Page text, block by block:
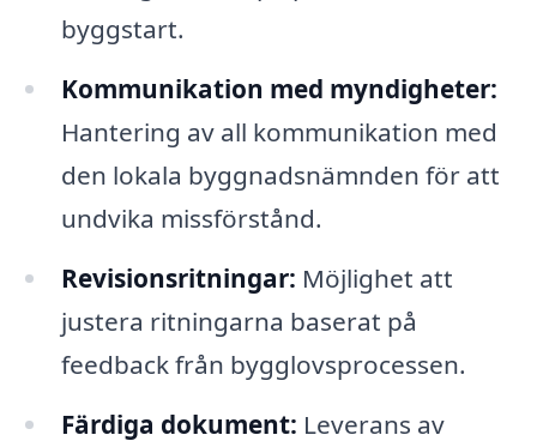
byggstart.
Kommunikation med myndigheter:
Hantering av all kommunikation med
den lokala byggnadsnämnden för att
undvika missförstånd.
Revisionsritningar: Möjlighet att
justera ritningarna baserat på
feedback från bygglovsprocessen.
Färdiga dokument: Leverans av